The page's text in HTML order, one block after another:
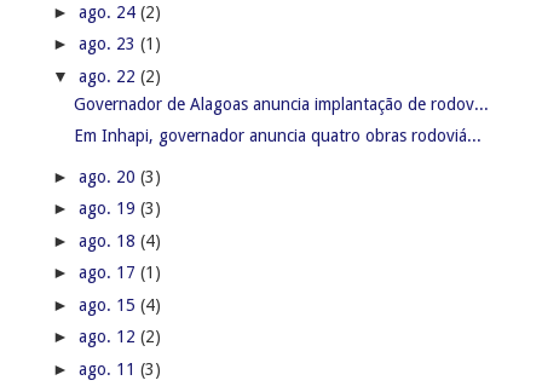
► ago. 24 (2)
► ago. 23 (1)
▼ ago. 22 (2)
Governador de Alagoas anuncia implantação de rodov...
Em Inhapi, governador anuncia quatro obras rodoviá...
► ago. 20 (3)
► ago. 19 (3)
► ago. 18 (4)
► ago. 17 (1)
► ago. 15 (4)
► ago. 12 (2)
► ago. 11 (3)